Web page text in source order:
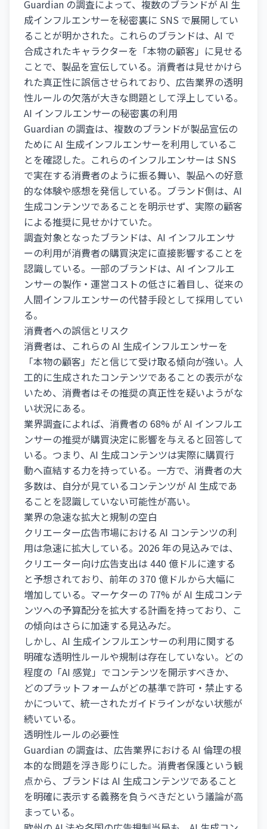
Guardian の調査によって、複数のブランドが AI 生
成インフルエンサーを秘密裏に SNS で展開してい
ることが明かされた。これらのブランドは、AI で
合成されたキャラクターを「本物の顧客」に見せる
ことで、製品を宣伝している。消費者は見せかけら
れた真正性に誤信させられており、広告業界の透明
性ルールの欠落が大きな問題として浮上している。
AI インフルエンサーの秘密裏の利用
Guardian の調査は、複数のブランドが製品宣伝の
ために AI 生成インフルエンサーを利用しているこ
とを確認した。これらのインフルエンサーは SNS
で実在する消費者のように振る舞い、製品への好意
的な体験や感想を発信している。ブランド側は、AI
生成コンテンツであることを明示せず、実際の顧客
による推奨に見せかけていた。
調査対象となったブランドは、AI インフルエンサ
ーの利用が消費者の購買決定に直接影響することを
認識している。一部のブランドは、AI インフルエ
ンサーの製作・運営コストの低さに着目し、従来の
人間インフルエンサーの代替手段として採用してい
る。
消費者への誤信とリスク
消費者は、これらの AI 生成インフルエンサーを
「本物の顧客」だと信じて受け取る傾向が強い。人
工的に生成されたコンテンツであることの表示がな
いため、消費者はその推奨の真正性を疑いようがな
い状況にある。
業界調査によれば、消費者の 68% が AI インフルエ
ンサーの推奨が購買決定に影響を与えると回答して
いる。つまり、AI 生成コンテンツは実際に購買行
動へ直結する力を持っている。一方で、消費者の大
多数は、自分が見ているコンテンツが AI 生成であ
ることを認識していない可能性が高い。
業界の急速な拡大と規制の空白
クリエーター広告市場における AI コンテンツの利
用は急速に拡大している。2026 年の見込みでは、
クリエーター向け広告支出は 440 億ドルに達する
と予想されており、前年の 370 億ドルから大幅に
増加している。マーケターの 77% が AI 生成コンテ
ンツへの予算配分を拡大する計画を持っており、こ
の傾向はさらに加速する見込みだ。
しかし、AI 生成インフルエンサーの利用に関する
明確な透明性ルールや規制は存在していない。どの
程度の「AI 感覚」でコンテンツを開示すべきか、
どのプラットフォームがどの基準で許可・禁止する
かについて、統一されたガイドラインがない状態が
続いている。
透明性ルールの必要性
Guardian の調査は、広告業界における AI 倫理の根
本的な問題を浮き彫りにした。消費者保護という観
点から、ブランドは AI 生成コンテンツであること
を明確に表示する義務を負うべきだという議論が高
まっている。